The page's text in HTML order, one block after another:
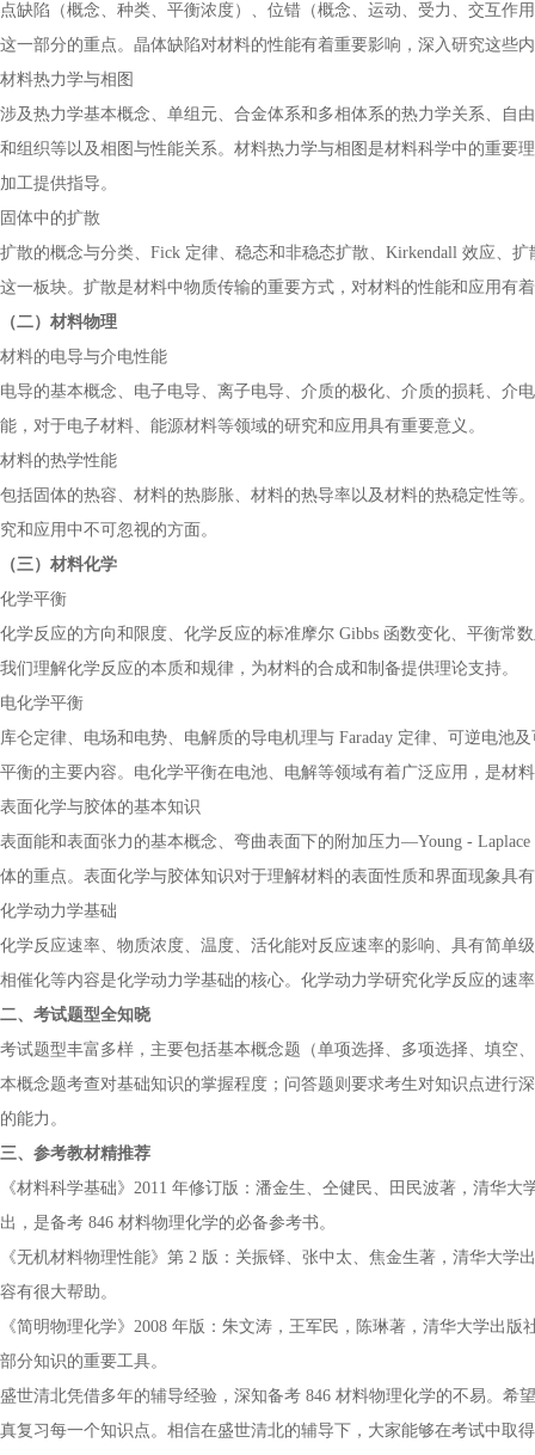
点缺陷（概念、种类、平衡浓度）、位错（概念、运动、受力、交互作
这一部分的重点。晶体缺陷对材料的性能有着重要影响，深入研究这些
材料热力学与相图
涉及热力学基本概念、单组元、合金体系和多相体系的热力学关系、自
和组织等以及相图与性能关系。材料热力学与相图是材料科学中的重要
加工提供指导。
固体中的扩散
扩散的概念与分类、Fick 定律、稳态和非稳态扩散、Kirkendall 效应、
这一板块。扩散是材料中物质传输的重要方式，对材料的性能和应用有
（二）材料物理
材料的电导与介电性能
电导的基本概念、电子电导、离子电导、介质的极化、介质的损耗、介
能，对于电子材料、能源材料等领域的研究和应用具有重要意义。
材料的热学性能
包括固体的热容、材料的热膨胀、材料的热导率以及材料的热稳定性等
究和应用中不可忽视的方面。
（三）材料化学
化学平衡
化学反应的方向和限度、化学反应的标准摩尔 Gibbs 函数变化、平衡常
我们理解化学反应的本质和规律，为材料的合成和制备提供理论支持。
电化学平衡
库仑定律、电场和电势、电解质的导电机理与 Faraday 定律、可逆电池
平衡的主要内容。电化学平衡在电池、电解等领域有着广泛应用，是材
表面化学与胶体的基本知识
表面能和表面张力的基本概念、弯曲表面下的附加压力—Young -
体的重点。表面化学与胶体知识对于理解材料的表面性质和界面现象具
化学动力学基础
化学反应速率、物质浓度、温度、活化能对反应速率的影响、具有简单
相催化等内容是化学动力学基础的核心。化学动力学研究化学反应的速
二、考试题型全知晓
考试题型丰富多样，主要包括基本概念题（单项选择、多项选择、填空
本概念题考查对基础知识的掌握程度；问答题则要求考生对知识点进行
的能力。
三、参考教材精推荐
《材料科学基础》2011 年修订版：潘金生、仝健民、田民波著，清华
出，是备考 846 材料物理化学的必备参考书。
《无机材料物理性能》第 2 版：关振铎、张中太、焦金生著，清华大
容有很大帮助。
《简明物理化学》2008 年版：朱文涛，王军民，陈琳著，清华大学出
部分知识的重要工具。
盛世清北凭借多年的辅导经验，深知备考 846 材料物理化学的不易。
真复习每一个知识点。相信在盛世清北的辅导下，大家能够在考试中取